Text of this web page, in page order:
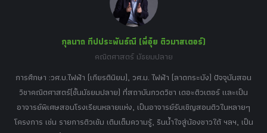
window
กุลนาถ ทีปประพันธ์ณี (พี่อุ๋ย ติวมาสเตอร์)
คณิตศาสตร์ มัธยมปลาย
การศึกษา :วศ.บ.ไฟฟ้า (เกียรตินิยม), วศ.ม. ไฟฟ้า (ลาดกระบัง) ปัจจุบันสอน
วิชาคณิตศาสตร์(ชั้นมัธยมปลาย) ที่สถาบันกวดวิชา เดอะติวเตอร์ และเป็น
อาจารย์พิเศษสอนโรงเรียนหลายแห่ง, เป็นอาจารย์รับเชิญสอนติวในหลายๆ
โครงการ เช่น รายการติวเข้ม เติมเต็มความรู้, รินน้ำใจสู่น้องชาวใต้ ฯลฯ, เป็น